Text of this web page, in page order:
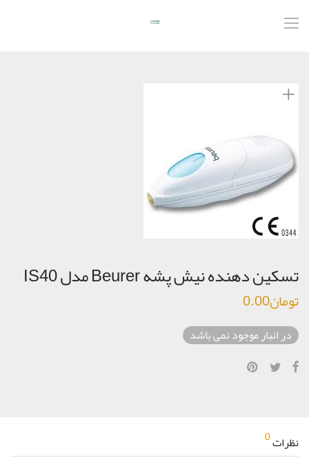
تسكين دهنده نيش پشه Beurer مدل IS40
تومان0.00
در انبار موجود نمی باشد
نظرات0